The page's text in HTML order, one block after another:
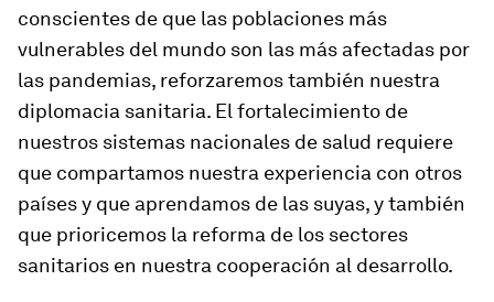
conscientes de que las poblaciones más
vulnerables del mundo son las más afectadas por
las pandemias, reforzaremos también nuestra
diplomacia sanitaria. El fortalecimiento de
nuestros sistemas nacionales de salud requiere
que compartamos nuestra experiencia con otros
países y que aprendamos de las suyas, y también
que prioricemos la reforma de los sectores
sanitarios en nuestra cooperación al desarrollo.